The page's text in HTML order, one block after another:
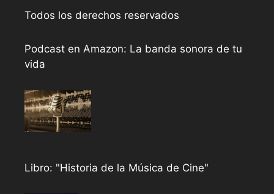
Todos los derechos reservados
Podcast en Amazon: La banda sonora de tu
vida
Libro: "Historia de la Música de Cine"